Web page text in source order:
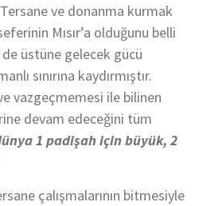
ve donanma kurmak
Mısır’a olduğunu belli
üstüne gelecek gücü
sınırına kaydırmıştır.
vazgeçmemesi ile bilinen
devam edeceğini tüm
1 padişah için büyük, 2
çalışmalarının bitmesiyle